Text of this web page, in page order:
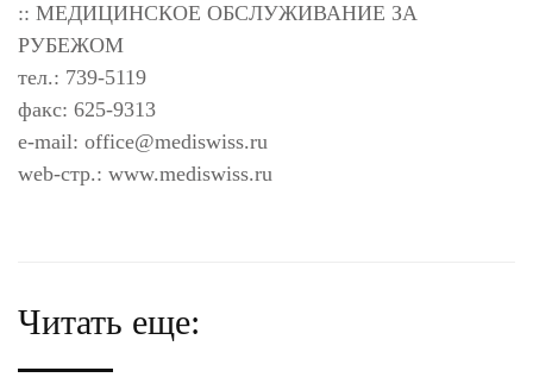
:: МЕДИЦИНСКОЕ ОБСЛУЖИВАНИЕ ЗА
РУБЕЖОМ
тел.: 739-5119
факс: 625-9313
e-mail: office@mediswiss.ru
web-стр.: www.mediswiss.ru
Читать еще: